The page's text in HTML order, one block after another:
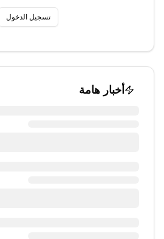
تسجيل الدخول
أخبار هامة